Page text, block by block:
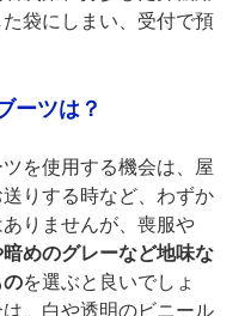
袋にしまい、受付で預
ーツは？
を使用する機会は、屋
りする時など、わずか
りませんが、喪服や
めのグレーなど地味な
のを選ぶと良いでしょ
、白や透明のビニール